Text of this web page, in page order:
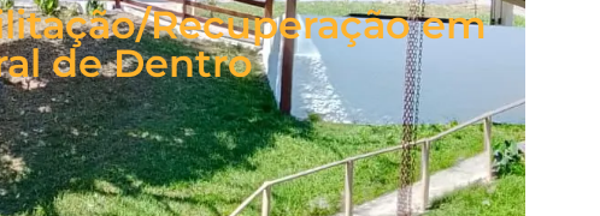
Recuperação em
de Dentro